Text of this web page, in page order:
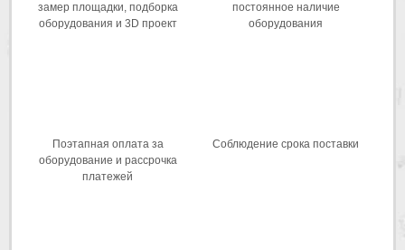
замер площадки, подборка
оборудования и 3D проект
постоянное наличие
оборудования
Поэтапная оплата за
оборудование и рассрочка
платежей
Соблюдение срока поставки